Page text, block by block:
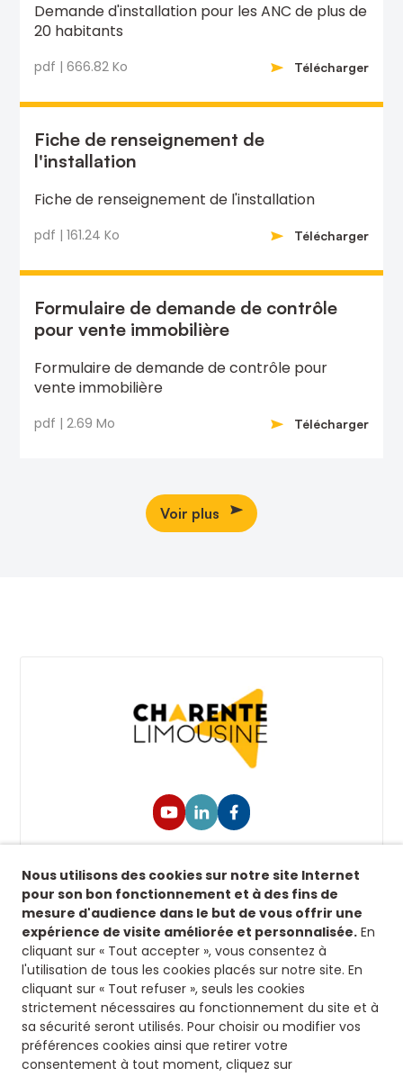
Demande d'installation pour les ANC de plus de
20 habitants
pdf | 666.82 Ko Télécharger
Fiche de renseignement de
l'installation
Fiche de renseignement de l'installation
pdf | 161.24 Ko Télécharger
Formulaire de demande de contrôle
pour vente immobilière
Formulaire de demande de contrôle pour
vente immobilière
pdf | 2.69 Mo Télécharger
Voir plus
Retrouvez-nous sur nos réseaux sociaux afin de
suivre toutes nos actualités.
Siège
8 rue fontaines des jardins
16500 Confolens
Nous contacter
05 45 84 14 08
Nous utilisons des cookies sur notre site Internet
pour son bon fonctionnement et à des fins de
mesure d'audience dans le but de vous offrir une
expérience de visite améliorée et personnalisée. En
cliquant sur « Tout accepter », vous consentez à
l'utilisation de tous les cookies placés sur notre site. En
cliquant sur « Tout refuser », seuls les cookies
strictement nécessaires au fonctionnement du site et à
sa sécurité seront utilisés. Pour choisir ou modifier vos
préférences cookies ainsi que retirer votre
consentement à tout moment, cliquez sur